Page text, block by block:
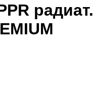
радиат.